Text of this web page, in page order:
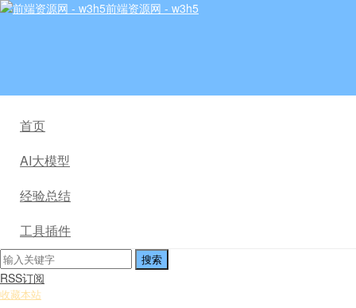
前端资源网 - w3h5
首页
AI大模型
经验总结
工具插件
RSS订阅
收藏本站